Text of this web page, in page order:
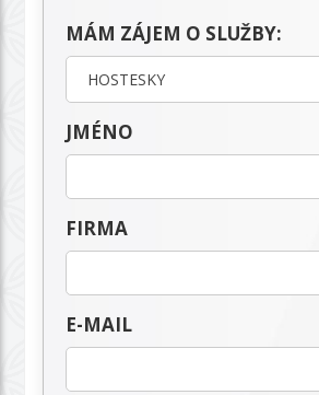
MÁM ZÁJEM O SLUŽBY:
JMÉNO
FIRMA
E-MAIL